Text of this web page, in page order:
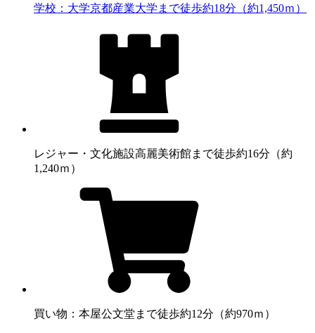
学校：大学京都産業大学まで徒歩約18分（約1,450ｍ）
レジャー・文化施設高麗美術館まで徒歩約16分（約
1,240ｍ）
買い物：本屋公文堂まで徒歩約12分（約970ｍ）